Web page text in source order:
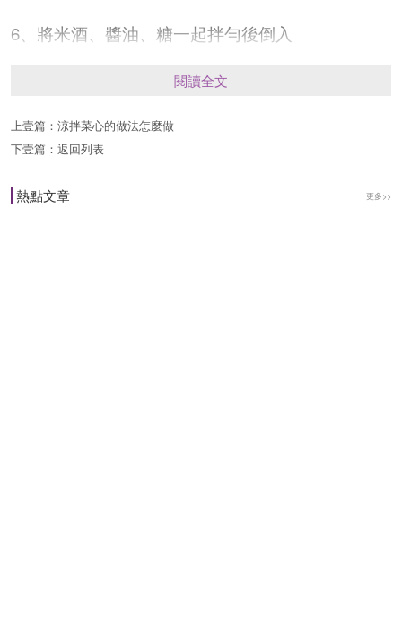
6、將米酒、醬油、糖一起拌勻後倒入
7、蓋上鍋蓋約悶一分鐘
8、起鍋前放入九層塔就完成囉
9、完成瞭,美味開動!!
閱讀全文
上壹篇： 涼拌菜心的做法怎麼做
下壹篇： 返回列表
熱點文章 更多>>